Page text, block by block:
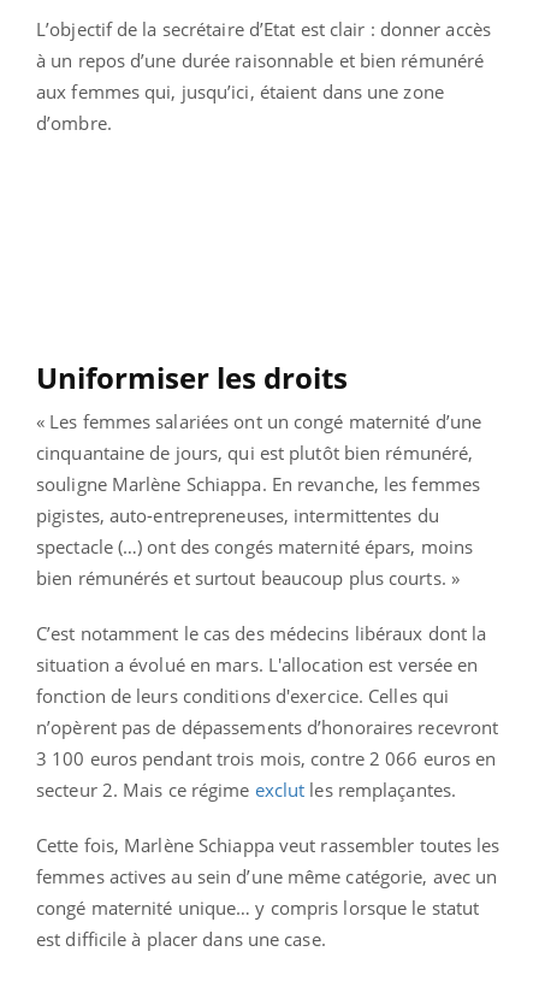
L’objectif de la secrétaire d’Etat est clair : donner accès
à un repos d’une durée raisonnable et bien rémunéré
aux femmes qui, jusqu’ici, étaient dans une zone
d’ombre.
Uniformiser les droits
« Les femmes salariées ont un congé maternité d’une
cinquantaine de jours, qui est plutôt bien rémunéré,
souligne Marlène Schiappa. En revanche, les femmes
pigistes, auto-entrepreneuses, intermittentes du
spectacle (…) ont des congés maternité épars, moins
bien rémunérés et surtout beaucoup plus courts. »
C’est notamment le cas des médecins libéraux dont la
situation a évolué en mars. L'allocation est versée en
fonction de leurs conditions d'exercice. Celles qui
n’opèrent pas de dépassements d’honoraires recevront
3 100 euros pendant trois mois, contre 2 066 euros en
secteur 2. Mais ce régime exclut les remplaçantes.
Cette fois, Marlène Schiappa veut rassembler toutes les
femmes actives au sein d’une même catégorie, avec un
congé maternité unique… y compris lorsque le statut
est difficile à placer dans une case.